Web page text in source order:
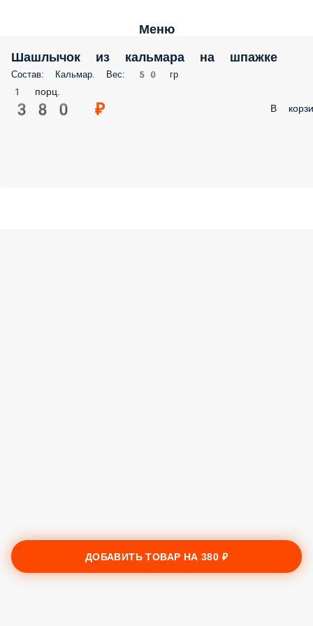
Меню
Шашлычок из кальмара на шпажке
Состав: Кальмар. Вес: 50 гр
1 порц.
380 ₽ В
ДОБАВИТЬ ТОВАР НА380 ₽